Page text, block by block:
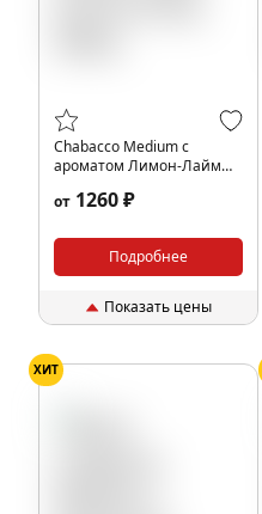
Chabacco Medium с
ароматом Лимон-Лайм
от 1260 ₽
Подробнее
Показать цены
ХИТ